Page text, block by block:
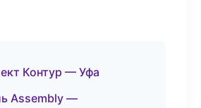
Контур — Уфа
Assembly —